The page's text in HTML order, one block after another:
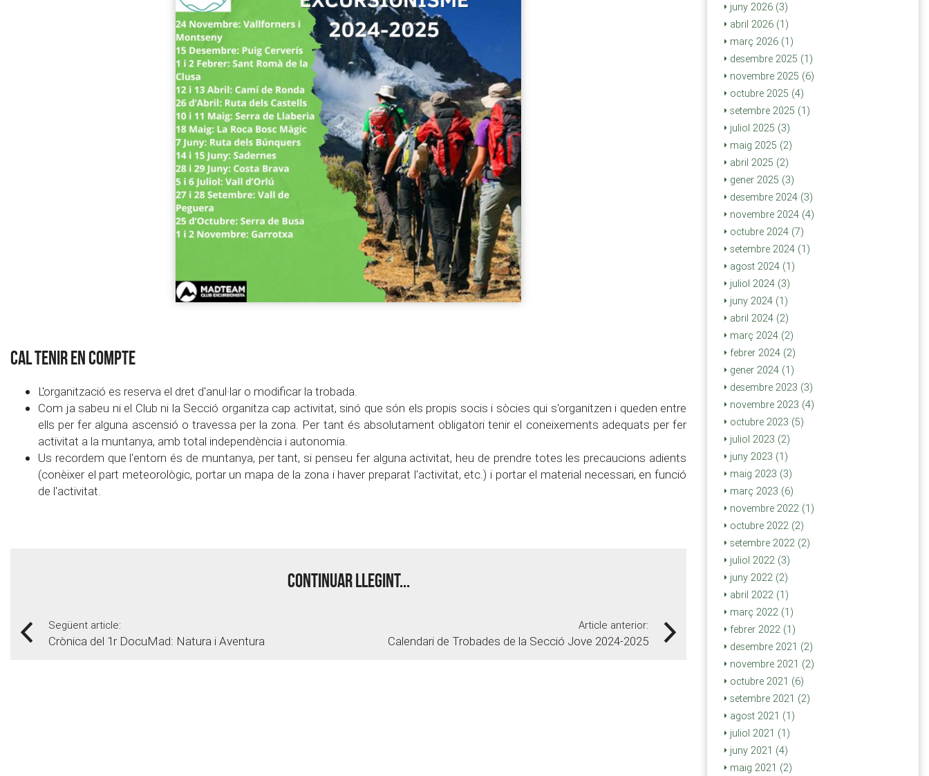
CAL TENIR EN COMPTE
L'organització es reserva el dret d'anul·lar o modificar la trobada.
Com ja sabeu ni el Club ni la Secció organitza cap activitat, sinó que són els propis socis i sòcies qui s'organitzen i queden entre
ells per fer alguna ascensió o travessa per la zona. Per tant és absolutament obligatori tenir el coneixements adequats per fer
activitat a la muntanya, amb total independència i autonomia.
Us recordem que l'entorn és de muntanya, per tant, si penseu fer alguna activitat, heu de prendre totes les precaucions adients
(conèixer el part meteorològic, portar un mapa de la zona i haver preparat l'activitat, etc.) i portar el material necessari, en funció
de l'activitat.
Continuar llegint...
Següent article:
Crònica del 1r DocuMad: Natura i Aventura
Article anterior:
Calendari de Trobades de la Secció Jove 2024-2025
juny 2026 (3)
abril 2026 (1)
març 2026 (1)
desembre 2025 (1)
novembre 2025 (6)
octubre 2025 (4)
setembre 2025 (1)
juliol 2025 (3)
maig 2025 (2)
abril 2025 (2)
gener 2025 (3)
desembre 2024 (3)
novembre 2024 (4)
octubre 2024 (7)
setembre 2024 (1)
agost 2024 (1)
juliol 2024 (3)
juny 2024 (1)
abril 2024 (2)
març 2024 (2)
febrer 2024 (2)
gener 2024 (1)
desembre 2023 (3)
novembre 2023 (4)
octubre 2023 (5)
juliol 2023 (2)
juny 2023 (1)
maig 2023 (3)
març 2023 (6)
novembre 2022 (1)
octubre 2022 (2)
setembre 2022 (2)
juliol 2022 (3)
juny 2022 (2)
abril 2022 (1)
març 2022 (1)
febrer 2022 (1)
desembre 2021 (2)
novembre 2021 (2)
octubre 2021 (6)
setembre 2021 (2)
agost 2021 (1)
juliol 2021 (1)
juny 2021 (4)
maig 2021 (2)